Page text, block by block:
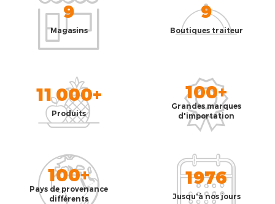
9
Magasins
9
Boutiques traiteur
11 000+
Produits
100+
Grandes marques
d'importation
100+
Pays de provenance
différents
1976
Jusqu'à nos jours